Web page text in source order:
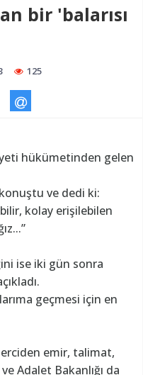
bir 'balarısı
125
hükümetinden gelen
ve dedi ki:
kolay erişilebilen
ise iki gün sonra
geçmesi için en
emir, talimat,
Adalet Bakanlığı da